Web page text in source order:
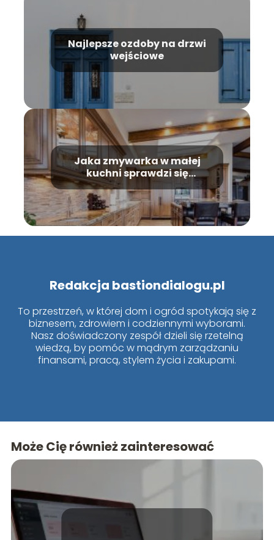
Najlepsze ozdoby na drzwi
wejściowe
Jaka zmywarka w małej
kuchni sprawdzi się
najlepiej?
Redakcja bastiondialogu.pl
To przestrzeń, w której dom i ogród spotykają się z
biznesem, zdrowiem i codziennymi wyborami.
Nasz doświadczony zespół dzieli się rzetelną
wiedzą, by pomóc w mądrym zarządzaniu
finansami, pracą, stylem życia i zakupami.
Może Cię również zainteresować